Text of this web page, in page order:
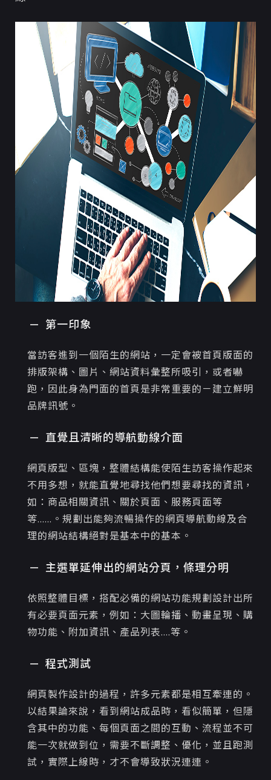
第一印象
當訪客進到一個陌生的網站，一定會被首頁版面的
排版架構、圖片、網站資料彙整所吸引，或者嚇
跑，因此身為門面的首頁是非常重要的－建立鮮明
品牌訊號 。
直覺且清晰的導航動線介面
網頁版型、區塊，整體結構能使陌生訪客操作起來
不用多想，就能直覺地尋找他們想要尋找的資訊，
如：商品相關資訊、關於頁面、服務頁面等
等......。 規劃出能夠流暢操作的網頁導航動線及合
理的網站結構 絕對是基本中的基本。
主選單延伸出的網站分頁，條理分明
依照整體目標，搭配必備的網站功能規劃設計出所
有必要頁面元素，例如：大圖輪播、動畫呈現、購
物功能、附加資訊、產品列表....等 。
程式測試
網頁製作設計的過程，許多元素都是相互牽連的。
以結果論來說，看到網站成品時，看似簡單，但隱
含其中的功能、每個頁面之間的互動、流程並不可
能一次就做到位，需要不斷調整、優化，並且跑測
試，實際上線時，才不會導致狀況連連。